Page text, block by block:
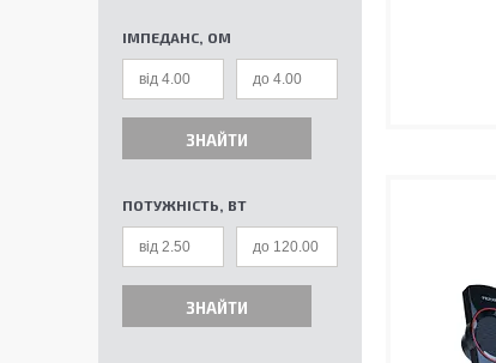
ІМПЕДАНС, ОМ
ЗНАЙТИ
ПОТУЖНІСТЬ, ВТ
ЗНАЙТИ